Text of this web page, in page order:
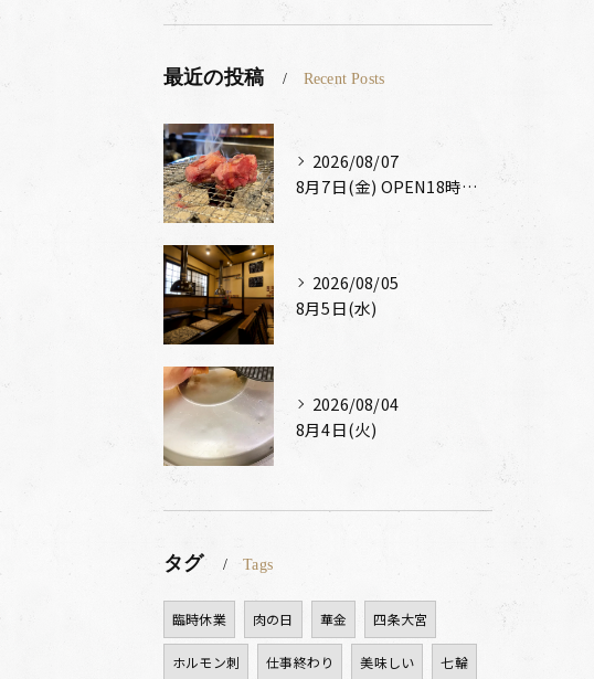
最近の投稿 Recent Posts
2026/08/07
8月7日(金) OPEN18時～CLOSE23時
2026/08/05
8月5日(水)
2026/08/04
8月4日(火)
タグ Tags
臨時休業 肉の日 華金 四条大宮
ホルモン刺 仕事終わり 美味しい 七輪